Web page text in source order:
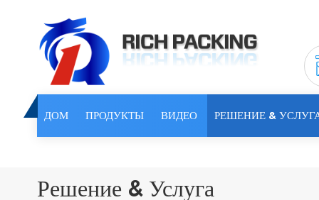
ДОМ ПРОДУКТЫ ВИДЕО РЕШЕНИЕ &
Решение & Услуга